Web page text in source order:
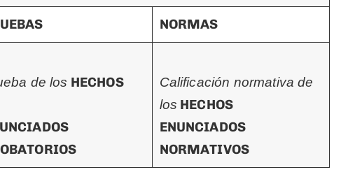
NORMAS
de los HECHOS
Calificación normativa de
los HECHOS
ENUNCIADOS
NORMATIVOS